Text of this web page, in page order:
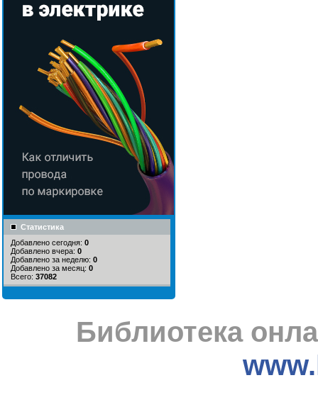
Статистика
Добавлено сегодня: 0
Добавлено вчера: 0
Добавлено за неделю: 0
Добавлено за месяц: 0
Всего: 37082
Библиотека